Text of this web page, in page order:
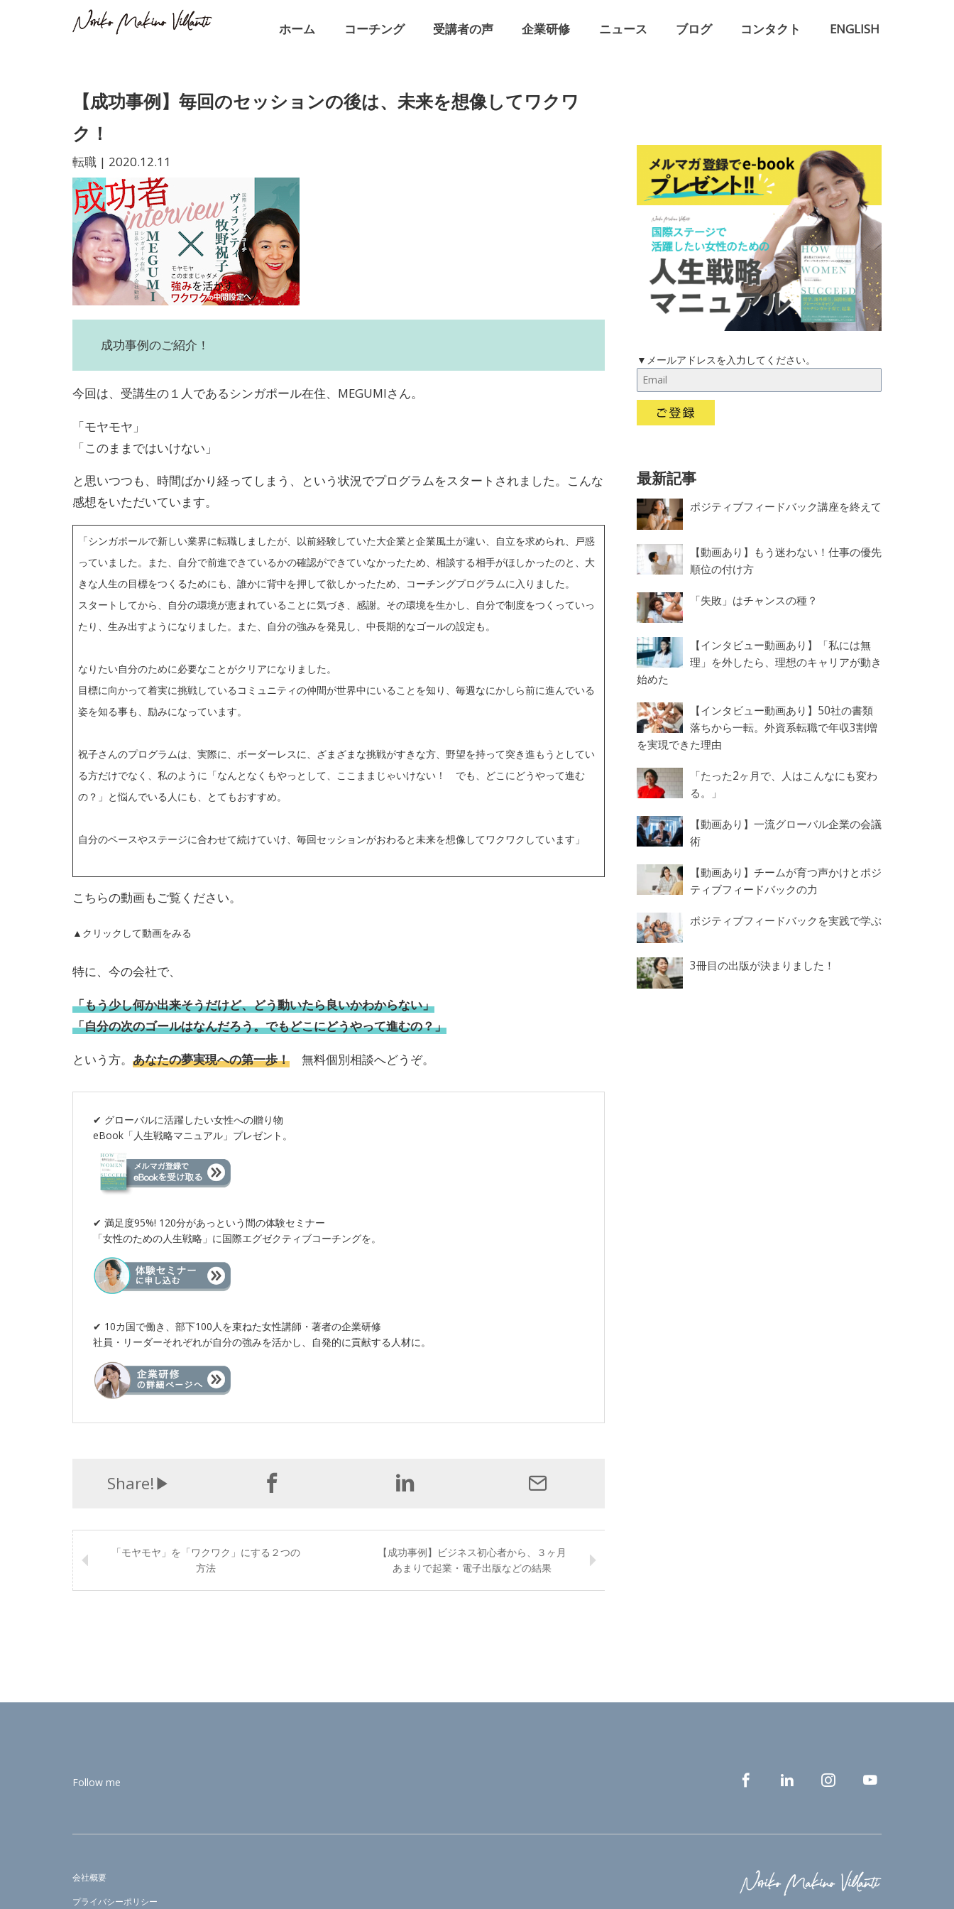
ホーム コーチング 受講者の声 企業研修 ニュース ブログ コンタクト ENGLISH
【成功事例】毎回のセッションの後は、未来を想像してワクワ
ク！
転職 | 2020.12.11
成功事例のご紹介！
今回は、受講生の１人であるシンガポール在住、MEGUMIさん。
「モヤモヤ」
「このままではいけない」
と思いつつも、時間ばかり経ってしまう、という状況でプログラムをスタートされました。こんな
感想をいただいています。
「シンガポールで新しい業界に転職しましたが、以前経験していた大企業と企業風土が違い、自立を求められ、戸惑
っていました。また、自分で前進できているかの確認ができていなかったため、相談する相手がほしかったのと、大
きな人生の目標をつくるためにも、誰かに背中を押して欲しかったため、コーチングプログラムに入りました。
スタートしてから、自分の環境が恵まれていることに気づき、感謝。その環境を生かし、自分で制度をつくっていっ
たり、生み出すようになりました。また、自分の強みを発見し、中長期的なゴールの設定も。
なりたい自分のために必要なことがクリアになりました。
目標に向かって着実に挑戦しているコミュニティの仲間が世界中にいることを知り、毎週なにかしら前に進んでいる
姿を知る事も、励みになっています。
祝子さんのプログラムは、実際に、ボーダーレスに、ざまざまな挑戦がすきな方、野望を持って突き進もうとしてい
る方だけでなく、私のように「なんとなくもやっとして、ここままじゃいけない！ でも、どこにどうやって進む
の？」と悩んでいる人にも、とてもおすすめ。
自分のペースやステージに合わせて続けていけ、毎回セッションがおわると未来を想像してワクワクしています」
こちらの動画もご覧ください。
▲クリックして動画をみる
特に、今の会社で、
「もう少し何か出来そうだけど、どう動いたら良いかわからない」
「自分の次のゴールはなんだろう。でもどこにどうやって進むの？」
という方。 あなたの夢実現への第一歩！ 無料個別相談へどうぞ。
✔︎ グローバルに活躍したい女性への贈り物
eBook「人生戦略マニュアル」プレゼント。
✔︎ 満足度95%! 120分があっという間の体験セミナー
「女性のための人生戦略」に国際エグゼクティブコーチングを。
✔︎ 10カ国で働き、部下100人を束ねた女性講師・著者の企業研修
社員・リーダーそれぞれが自分の強みを活かし、自発的に貢献する人材に。
Share!▶︎
「モヤモヤ」を「ワクワク」にする２つの
方法
【成功事例】ビジネス初心者から、３ヶ月
あまりで起業・電子出版などの結果
▼メールアドレスを入力してください。
最新記事
ポジティブフィードバック講座を終えて
【動画あり】もう迷わない！仕事の優先
順位の付け方
「失敗」はチャンスの種？
【インタビュー動画あり】「私には無
理」を外したら、理想のキャリアが動き
始めた
【インタビュー動画あり】50社の書類
落ちから一転。外資系転職で年収3割増
を実現できた理由
「たった2ヶ月で、人はこんなにも変わ
る。」
【動画あり】一流グローバル企業の会議
術
【動画あり】チームが育つ声かけとポジ
ティブフィードバックの力
ポジティブフィードバックを実践で学ぶ
3冊目の出版が決まりました！
Follow me
会社概要
プライバシーポリシー